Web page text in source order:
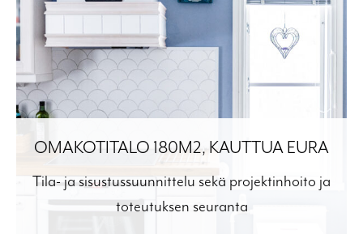
OMAKOTITALO 180M2, KAUTTUA EURA
Tila- ja sisustussuunnittelu sekä projektinhoito ja
toteutuksen seuranta